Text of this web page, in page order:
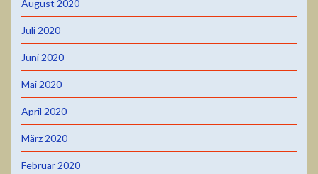
August 2020
Juli 2020
Juni 2020
Mai 2020
April 2020
März 2020
Februar 2020